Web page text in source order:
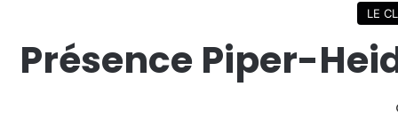
LE
Présence Piper-